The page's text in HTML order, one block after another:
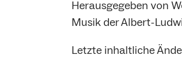
Herausgegeben von
Musik der Albert-
Letzte inhaltliche